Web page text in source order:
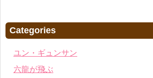
Categories
ユン・ギュンサン
六龍が飛ぶ